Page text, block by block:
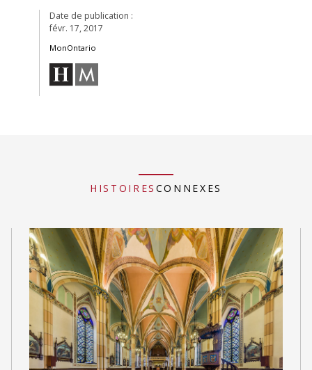
Date de publication :
févr. 17, 2017
MonOntario
HISTOIRES CONNEXES